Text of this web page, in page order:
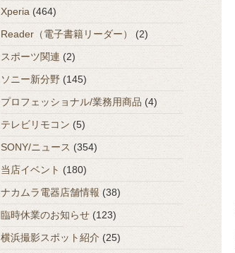
Xperia (464)
Reader（電子書籍リーダー）
(2)
スポーツ関連 (2)
ソニー新分野 (145)
プロフェッショナル/業務用商品 (4)
テレビリモコン (5)
SONY/ニュース (354)
当店イベント (180)
ナカムラ電器店舗情報 (38)
臨時休業のお知らせ (123)
横浜撮影スポット紹介 (25)